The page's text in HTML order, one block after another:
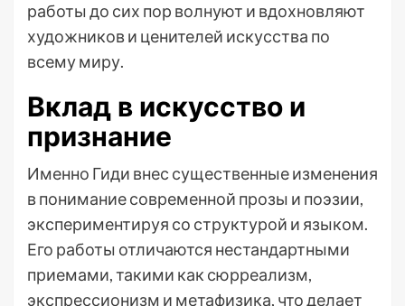
работы до сих пор волнуют и вдохновляют
художников и ценителей искусства по
всему миру.
Вклад в искусство и
признание
Именно Гиди внес существенные изменения
в понимание современной прозы и поэзии,
экспериментируя со структурой и языком.
Его работы отличаются нестандартными
приемами, такими как сюрреализм,
экспрессионизм и метафизика, что делает